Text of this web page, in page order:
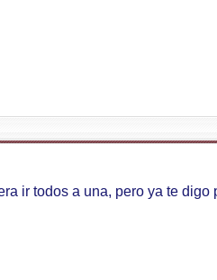
ir todos a una, pero ya te digo